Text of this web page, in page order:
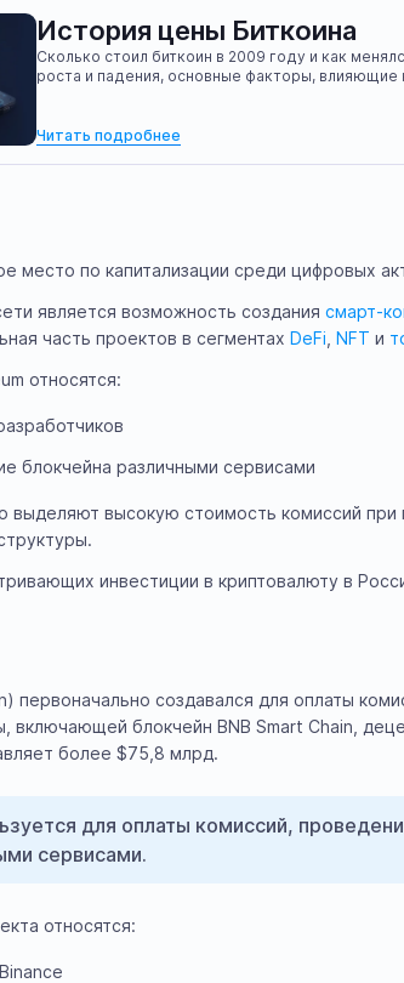
История цены Биткоина
Сколько стоил биткоин в 2009 году и как
роста и падения, основные факторы, влияющие
Читать подробнее
место по капитализации среди цифровых
является возможность создания смарт-
часть проектов в сегментах DeFi NFT и
относятся:
блокчейна различными сервисами
выделяют высокую стоимость комиссий
инвестиции в криптовалюту в
первоначально создавался для оплаты
включающей блокчейн BNB Smart Chain,
более $75,8 млрд.
для оплаты комиссий,
сервисами.
относятся: